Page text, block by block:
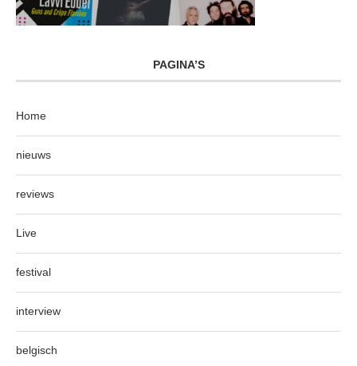
PAGINA’S
Home
nieuws
reviews
Live
festival
interview
belgisch